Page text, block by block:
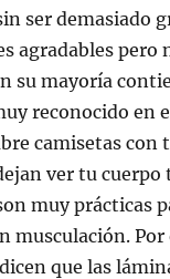
ser demasiado
agradables pero
su mayoría
reconocido en
camisetas con
ver tu
muy prácticas
musculación.
que las